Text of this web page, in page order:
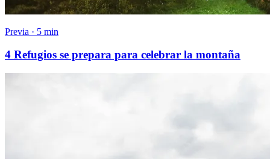
Previa · 5 min
4 Refugios se prepara para celebrar la montaña